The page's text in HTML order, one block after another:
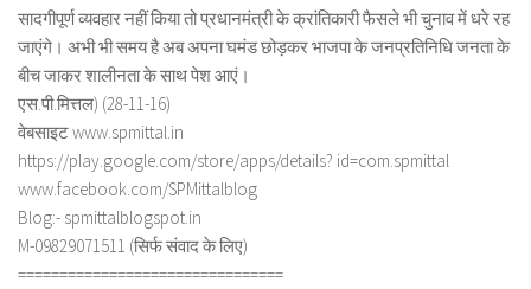
सादगीपूर्ण व्यवहार नहीं किया तो प्रधानमंत्री के क्रांतिकारी फैसले भी चुनाव में धरे रह
जाएंगे। अभी भी समय है अब अपना घमंड छोड़कर भाजपा के जनप्रतिनिधि जनता के
बीच जाकर शालीनता के साथ पेश आएं।
एस.पी.मित्तल) (28-11-16)
वेबसाइट www.spmittal.in
https://play.google.com/store/apps/details? id=com.spmittal
www.facebook.com/SPMittalblog
Blog:- spmittalblogspot.in
M-09829071511 (सिर्फ संवाद के लिए)
================================